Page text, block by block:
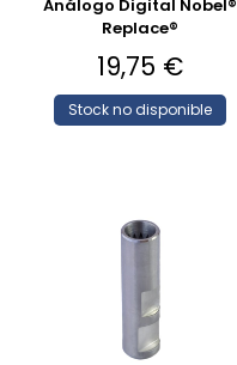
Análogo Digital Nobel®
Replace®
19,75 €
Stock no disponible